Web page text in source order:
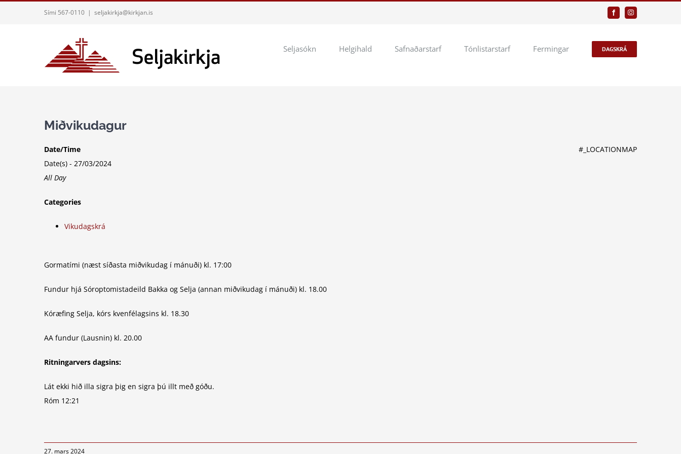
Sími 567-0110 | seljakirkja@kirkjan.is FacebookInstagram
Seljasókn Helgihald Safnaðarstarf Tónlistarstarf Fermingar DAGSKRÁ
Miðvikudagur
#_LOCATIONMAP
Date/Time
Date(s) - 27/03/2024
All Day
Categories
Vikudagskrá
Gormatími (næst síðasta miðvikudag í mánuði) kl. 17:00
Fundur hjá Sóroptomistadeild Bakka og Selja (annan miðvikudag í mánuði) kl. 18.00
Kóræfing Selja, kórs kvenfélagsins kl. 18.30
AA fundur (Lausnin) kl. 20.00
Ritningarvers dagsins:
Lát ekki hið illa sigra þig en sigra þú illt með góðu.
Róm 12:21
27. mars 2024